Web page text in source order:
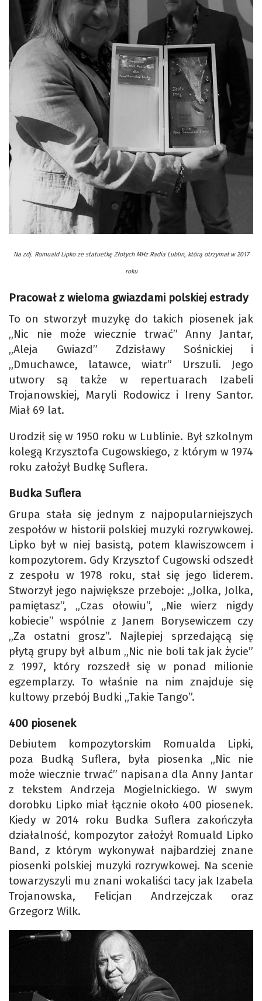
Na zdj. Romuald Lipko ze statuetkę Złotych MHz Radia Lublin, którą otrzymał w 2017
roku
Pracował z wieloma gwiazdami polskiej estrady
To on stworzył muzykę do takich piosenek jak
„Nic nie może wiecznie trwać” Anny Jantar,
„Aleja Gwiazd” Zdzisławy Sośnickiej i
„Dmuchawce, latawce, wiatr” Urszuli. Jego
utwory są także w repertuarach Izabeli
Trojanowskiej, Maryli Rodowicz i Ireny Santor.
Miał 69 lat.
Urodził się w 1950 roku w Lublinie. Był szkolnym
kolegą Krzysztofa Cugowskiego, z którym w 1974
roku założył Budkę Suflera.
Budka Suflera
Grupa stała się jednym z najpopularniejszych
zespołów w historii polskiej muzyki rozrywkowej.
Lipko był w niej basistą, potem klawiszowcem i
kompozytorem. Gdy Krzysztof Cugowski odszedł
z zespołu w 1978 roku, stał się jego liderem.
Stworzył jego największe przeboje: „Jolka, Jolka,
pamiętasz”, „Czas ołowiu”, „Nie wierz nigdy
kobiecie” wspólnie z Janem Borysewiczem czy
„Za ostatni grosz”. Najlepiej sprzedającą się
płytą grupy był album „Nic nie boli tak jak życie”
z 1997, który rozszedł się w ponad milionie
egzemplarzy. To właśnie na nim znajduje się
kultowy przebój Budki „Takie Tango”.
400 piosenek
Debiutem kompozytorskim Romualda Lipki,
poza Budką Suflera, była piosenka „Nic nie
może wiecznie trwać” napisana dla Anny Jantar
z tekstem Andrzeja Mogielnickiego. W swym
dorobku Lipko miał łącznie około 400 piosenek.
Kiedy w 2014 roku Budka Suflera zakończyła
działalność, kompozytor założył Romuald Lipko
Band, z którym wykonywał najbardziej znane
piosenki polskiej muzyki rozrywkowej. Na scenie
towarzyszyli mu znani wokaliści tacy jak Izabela
Trojanowska, Felicjan Andrzejczak oraz
Grzegorz Wilk.